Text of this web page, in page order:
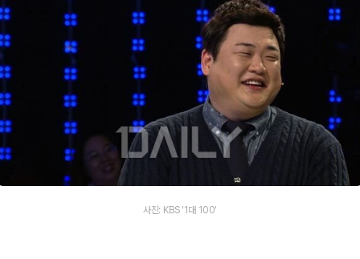
사진: KBS '1대 100'